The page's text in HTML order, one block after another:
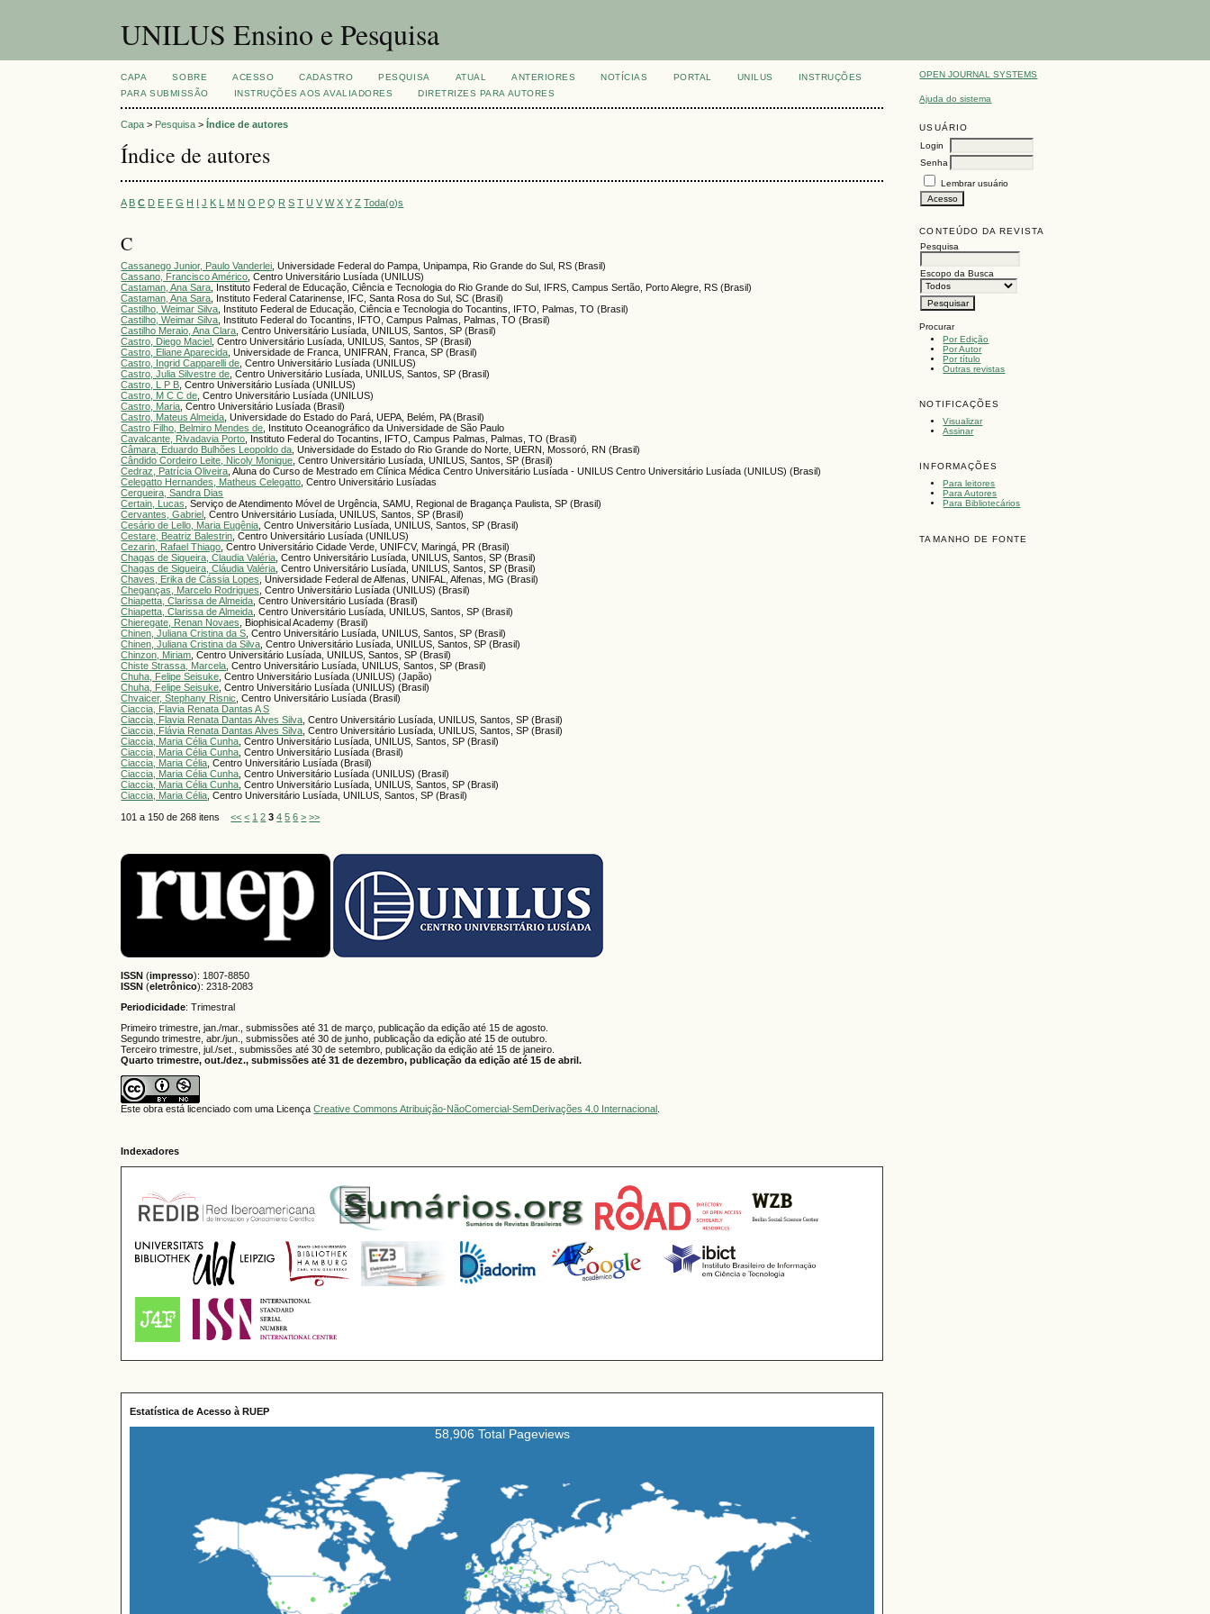
UNILUS Ensino e Pesquisa
OPEN JOURNAL SYSTEMS
Ajuda do sistema
USUÁRIO
Login
Senha
Lembrar usuário
CONTEÚDO DA REVISTA
Pesquisa
Escopo da Busca
Procurar
Por Edição
Por Autor
Por título
Outras revistas
NOTIFICAÇÕES
Visualizar
Assinar
INFORMAÇÕES
Para leitores
Para Autores
Para Bibliotecários
TAMANHO DE FONTE
CAPA SOBRE ACESSO CADASTRO PESQUISA ATUAL ANTERIORES NOTÍCIAS PORTAL UNILUS
INSTRUÇÕES
PARA SUBMISSÃO
INSTRUÇÕES AOS AVALIADORES DIRETRIZES PARA AUTORES
Capa > Pesquisa >Índice de autores
Índice de autores
A B C D E F G H I J K L M N O P Q R S T U V W X Y Z Toda(o)s
C
Cassanego Junior, Paulo Vanderlei , Universidade Federal do Pampa, Unipampa, Rio Grande do Sul, RS (Brasil)
Cassano, Francisco Américo , Centro Universitário Lusíada (UNILUS)
Castaman, Ana Sara , Instituto Federal de Educação, Ciência e Tecnologia do Rio Grande do Sul, IFRS, Campus Sertão, Porto Alegre, RS (Brasil)
Castaman, Ana Sara , Instituto Federal Catarinense, IFC, Santa Rosa do Sul, SC (Brasil)
Castilho, Weimar Silva , Instituto Federal de Educação, Ciência e Tecnologia do Tocantins, IFTO, Palmas, TO (Brasil)
Castilho, Weimar Silva , Instituto Federal do Tocantins, IFTO, Campus Palmas, Palmas, TO (Brasil)
Castilho Meraio, Ana Clara , Centro Universitário Lusíada, UNILUS, Santos, SP (Brasil)
Castro, Diego Maciel
, Centro Universitário Lusíada, UNILUS, Santos, SP (Brasil)
Castro, Eliane Aparecida , Universidade de Franca, UNIFRAN, Franca, SP (Brasil)
Castro, Ingrid Capparelli de , Centro Universitário Lusíada (UNILUS)
Castro, Julia Silvestre de , Centro Universitário Lusíada, UNILUS, Santos, SP (Brasil)
Castro, L P B , Centro Universitário Lusíada (UNILUS)
Castro, M C C de , Centro Universitário Lusíada (UNILUS)
Castro, Maria , Centro Universitário Lusíada (Brasil)
Castro, Mateus Almeida , Universidade do Estado do Pará, UEPA, Belém, PA (Brasil)
Castro Filho, Belmiro Mendes de , Instituto Oceanográfico da Universidade de São Paulo
Cavalcante, Rivadavia Porto , Instituto Federal do Tocantins, IFTO, Campus Palmas, Palmas, TO (Brasil)
Câmara, Eduardo Bulhões Leopoldo da , Universidade do Estado do Rio Grande do Norte, UERN, Mossoró, RN (Brasil)
Cândido Cordeiro Leite, Nicoly Monique , Centro Universitário Lusíada, UNILUS, Santos, SP (Brasil)
Cedraz, Patrícia Oliveira , Aluna do Curso de Mestrado em Clínica Médica Centro Universitário Lusíada - UNILUS Centro Universitário Lusíada (UNILUS) (Brasil)
Celegatto Hernandes, Matheus Celegatto , Centro Universitário Lusíadas
Cerqueira, Sandra Dias
Certain, Lucas , Serviço de Atendimento Móvel de Urgência, SAMU, Regional de Bragança Paulista, SP (Brasil)
Cervantes, Gabriel
, Centro Universitário Lusíada, UNILUS, Santos, SP (Brasil)
Cesário de Lello, Maria Eugênia , Centro Universitário Lusíada, UNILUS, Santos, SP (Brasil)
Cestare, Beatriz Balestrin , Centro Universitário Lusíada (UNILUS)
Cezarin, Rafael Thiago , Centro Universitário Cidade Verde, UNIFCV, Maringá, PR (Brasil)
Chagas de Siqueira, Claudia Valéria , Centro Universitário Lusíada, UNILUS, Santos, SP (Brasil)
Chagas de Siqueira, Cláudia Valéria , Centro Universitário Lusíada, UNILUS, Santos, SP (Brasil)
Chaves, Erika de Cássia Lopes , Universidade Federal de Alfenas, UNIFAL, Alfenas, MG (Brasil)
Cheganças, Marcelo Rodrigues , Centro Universitário Lusíada (UNILUS) (Brasil)
Chiapetta, Clarissa de Almeida , Centro Universitário Lusíada (Brasil)
Chiapetta, Clarissa de Almeida , Centro Universitário Lusíada, UNILUS, Santos, SP (Brasil)
Chieregate, Renan Novaes
, Biophisical Academy (Brasil)
Chinen, Juliana Cristina da S , Centro Universitário Lusíada, UNILUS, Santos, SP (Brasil)
Chinen, Juliana Cristina da Silva , Centro Universitário Lusíada, UNILUS, Santos, SP (Brasil)
Chinzon, Miriam , Centro Universitário Lusíada, UNILUS, Santos, SP (Brasil)
Chiste Strassa, Marcela , Centro Universitário Lusíada, UNILUS, Santos, SP (Brasil)
Chuha, Felipe Seisuke , Centro Universitário Lusíada (UNILUS) (Japão)
Chuha, Felipe Seisuke , Centro Universitário Lusíada (UNILUS) (Brasil)
Chvaicer, Stephany Risnic , Centro Universitário Lusíada (Brasil)
Ciaccia, Flavia Renata Dantas A S
Ciaccia, Flavia Renata Dantas Alves Silva , Centro Universitário Lusíada, UNILUS, Santos, SP (Brasil)
Ciaccia, Flávia Renata Dantas Alves Silva , Centro Universitário Lusíada, UNILUS, Santos, SP (Brasil)
Ciaccia, Maria Célia Cunha , Centro Universitário Lusíada, UNILUS, Santos, SP (Brasil)
Ciaccia, Maria Célia Cunha , Centro Universitário Lusíada (Brasil)
Ciaccia, Maria Célia , Centro Universitário Lusíada (Brasil)
Ciaccia, Maria Célia Cunha , Centro Universitário Lusíada (UNILUS) (Brasil)
Ciaccia, Maria Célia Cunha , Centro Universitário Lusíada, UNILUS, Santos, SP (Brasil)
Ciaccia, Maria Célia , Centro Universitário Lusíada, UNILUS, Santos, SP (Brasil)
101 a 150 de 268 itens<< < 1 2 3 4 5 6 > >>
ISSN (impresso): 1807-8850
ISSN (eletrônico):2318-2083
Periodicidade: Trimestral
Primeiro trimestre, jan./mar., submissões até 31 de março, publicação da edição até 15 de agosto.
Segundo trimestre, abr./jun., submissões até 30 de junho, publicação da edição até 15 de outubro.
Terceiro trimestre, jul./set., submissões até 30 de setembro, publicação da edição até 15 de janeiro.
Quarto trimestre, out./dez., submissões até 31 de dezembro, publicação da edição até 15 de abril.
Este obra está licenciado com uma LicençaCreative Commons Atribuição-NãoComercial-SemDerivações 4.0 Internacional
Indexadores
Estatística de Acesso à RUEP
58,906 Total Pageviews